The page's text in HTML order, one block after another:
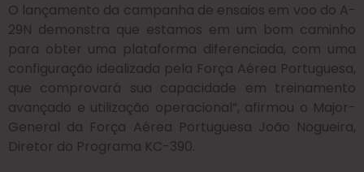
O lançamento da campanha de ensaios em voo do A-
29N demonstra que estamos em um bom caminho
para obter uma plataforma diferenciada, com uma
configuração idealizada pela Força Aérea Portuguesa,
que comprovará sua capacidade em treinamento
avançado e utilização operacional”, afirmou o Major-
General da Força Aérea Portuguesa João Nogueira,
Diretor do Programa KC-390.